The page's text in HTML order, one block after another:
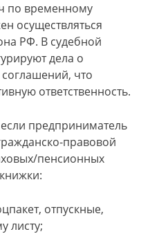
по временному
осуществляться
РФ. В судебной
дела о
что
ответственность.
предприниматель
правовой
пенсионных
отпускные,
листу;